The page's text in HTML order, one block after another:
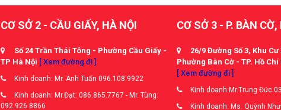
CƠ SỞ 2 - CẦU GIẤY, HÀ NỘI
Số 24 Trần Thái Tông - Phường Cầu Giấy -
TP Hà Nội [ Xem đường đi ]
Kinh doanh: Mr. Anh Tuấn 096.108.9922
Kinh doanh: Mr.Đạt: 086.865.7767 - Mr. Tùng:
092.926.8866
CƠ SỞ 3 - P. BÀN CỜ,
26/9 Đường Số 3, Khu
Phường Bàn Cờ - TP. Hồ
[ Xem đường đi ]
Kinh doanh:Mr.Trung Đức
Kinh doanh: Ms. Quỳnh